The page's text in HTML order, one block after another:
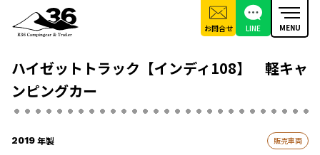
お問合せ LINE
ハイゼットトラック【インディ108】 軽キャ
ンピングカー
2019 販売車両